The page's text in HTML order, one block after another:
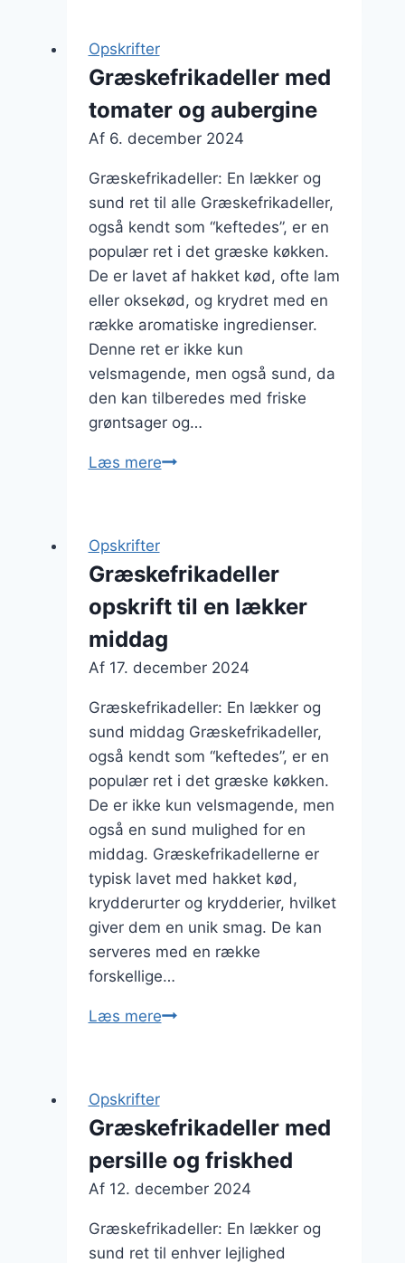
Opskrifter
Græskefrikadeller med
tomater og aubergine
Af 6. december 2024
Græskefrikadeller: En lækker og
sund ret til alle Græskefrikadeller,
også kendt som “keftedes”, er en
populær ret i det græske køkken.
De er lavet af hakket kød, ofte lam
eller oksekød, og krydret med en
række aromatiske ingredienser.
Denne ret er ikke kun
velsmagende, men også sund, da
den kan tilberedes med friske
grøntsager og…
Læs mereGræskefrikadeller
Opskrifter
Græskefrikadeller
opskrift til en lækker
middag
Af 17. december 2024
Græskefrikadeller: En lækker og
sund middag Græskefrikadeller,
også kendt som “keftedes”, er en
populær ret i det græske køkken.
De er ikke kun velsmagende, men
også en sund mulighed for en
middag. Græskefrikadellerne er
typisk lavet med hakket kød,
krydderurter og krydderier, hvilket
giver dem en unik smag. De kan
serveres med en række
forskellige…
Læs mereGræskefrikadeller
middag
Opskrifter
Græskefrikadeller med
persille og friskhed
Af 12. december 2024
Græskefrikadeller: En lækker og
sund ret til enhver lejlighed